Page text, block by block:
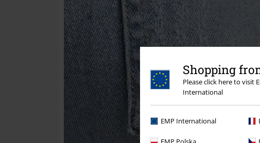
Shopping
Please click here to visit
International
EMP International